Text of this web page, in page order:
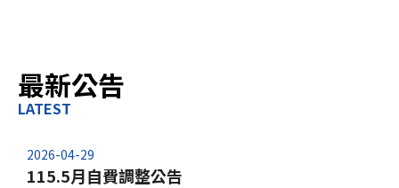
最新公告
LATEST
2026-04-29
115.5月自費調整公告